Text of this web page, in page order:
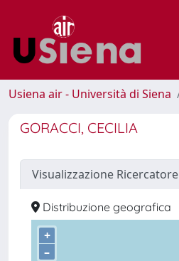
Usiena air - Università di Siena
GORACCI, CECILIA
Visualizzazione Ricercatore
Distribuzione geografica
+
–